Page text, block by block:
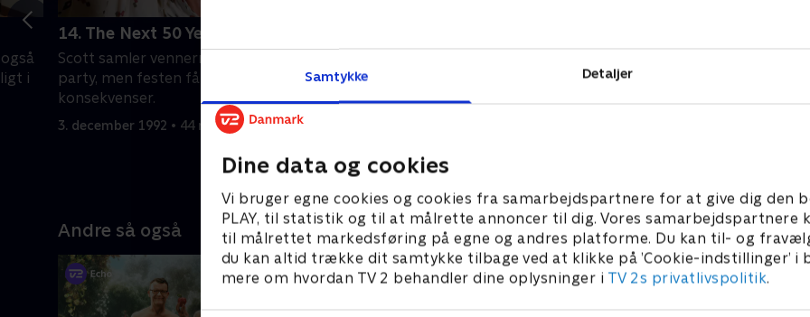
Samtykke Detaljer
Dine data og cookies
Vi bruger egne cookies og cookies fra samarbejdspartnere for at give dig den
PLAY, til statistik og til at målrette annoncer til dig. Vores samarbejdspartnere
til målrettet markedsføring på egne og andres platforme. Du kan til- og
du kan altid trække dit samtykke tilbage ved at klikke på ’Cookie-indstillinger’ i
mere om hvordan TV 2 behandler dine oplysninger i TV 2s privatlivspolitik.
i
14. The Next 50 Years
Scott samler vennerne til et surprise-
party, men festen får tragiske
konsekvenser.
3. december 1992 • 44 min
som skifter tilholdssted hver uge.
Beverly Hills-vennerne er nødt til at
nat med Emily. Han prøver
Andre så også